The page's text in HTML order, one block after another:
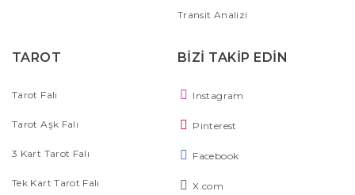
Transit Analizi
TAROT
Tarot Falı
Tarot Aşk Falı
3 Kart Tarot Falı
Tek Kart Tarot Falı
BİZİ TAKİP EDİN
Instagram
Pinterest
Facebook
X.com